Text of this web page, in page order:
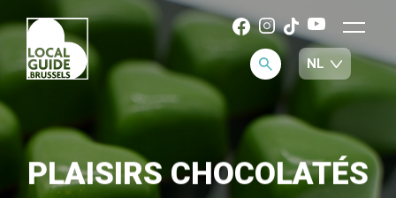
PLAISIRS CHOCOLATÉS